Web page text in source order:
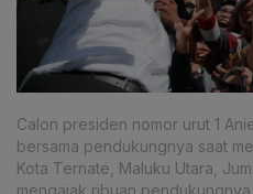
Calon presiden nomor urut 1
bersama pendukungnya saat
Kota Ternate, Maluku Utara,